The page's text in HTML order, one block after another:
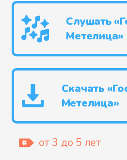
Слушать
Метелица»
Скачать
Метелица»
от 3 до 5 лет